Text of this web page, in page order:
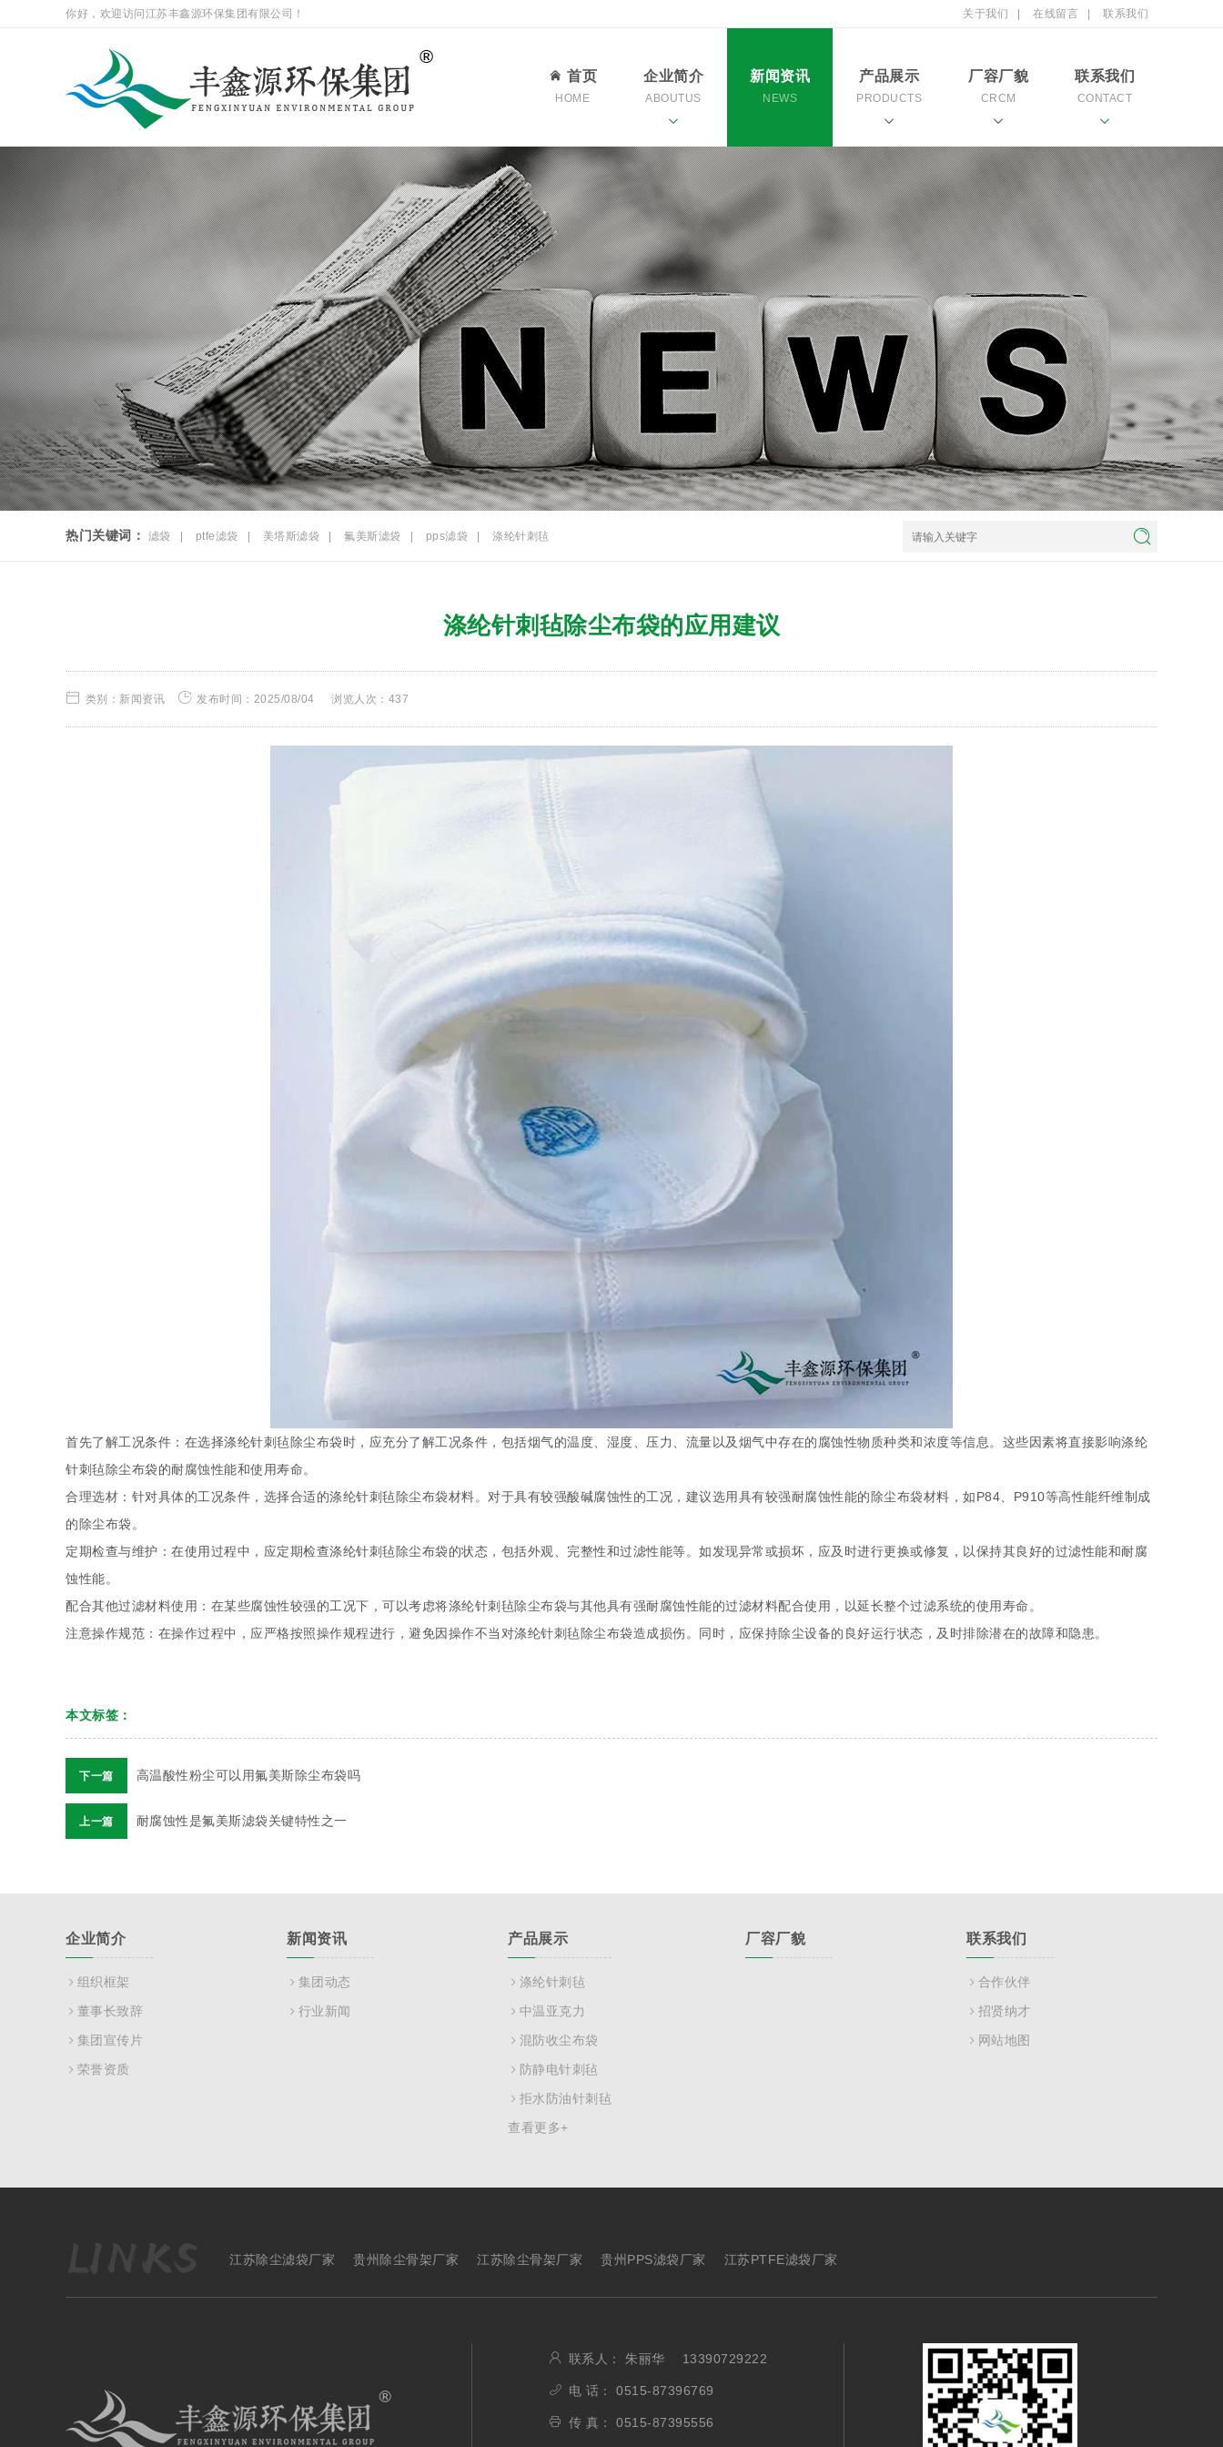
你好，欢迎访问江苏丰鑫源环保集团有限公司！ 关于我们 在线留言 联系我们
首页
HOME
企业简介
ABOUTUS
新闻资讯
NEWS
产品展示
PRODUCTS
厂容厂貌
CRCM
联系我们
CONTACT
热门关键词： 滤袋 ptfe滤袋 美塔斯滤袋 氟美斯滤袋 pps滤袋 涤纶针刺毡
涤纶针刺毡除尘布袋的应用建议
类别：新闻资讯 发布时间：2025/08/04 浏览人次：437
首先了解工况条件：在选择涤纶针刺毡除尘布袋时，应充分了解工况条件，包括烟气的温度、湿度、压力、流量以及烟气中存在的腐蚀性物质种类和浓度等信息。这些因素将直接影响涤纶
针刺毡除尘布袋的耐腐蚀性能和使用寿命。
合理选材：针对具体的工况条件，选择合适的涤纶针刺毡除尘布袋材料。对于具有较强酸碱腐蚀性的工况，建议选用具有较强耐腐蚀性能的除尘布袋材料，如P84、P910等高性能纤维制成
的除尘布袋。
定期检查与维护：在使用过程中，应定期检查涤纶针刺毡除尘布袋的状态，包括外观、完整性和过滤性能等。如发现异常或损坏，应及时进行更换或修复，以保持其良好的过滤性能和耐腐
蚀性能。
配合其他过滤材料使用：在某些腐蚀性较强的工况下，可以考虑将涤纶针刺毡除尘布袋与其他具有强耐腐蚀性能的过滤材料配合使用，以延长整个过滤系统的使用寿命。
注意操作规范：在操作过程中，应严格按照操作规程进行，避免因操作不当对涤纶针刺毡除尘布袋造成损伤。同时，应保持除尘设备的良好运行状态，及时排除潜在的故障和隐患。
本文标签：
下一篇 高温酸性粉尘可以用氟美斯除尘布袋吗
上一篇 耐腐蚀性是氟美斯滤袋关键特性之一
企业简介
组织框架
董事长致辞
集团宣传片
荣誉资质
新闻资讯
集团动态
行业新闻
产品展示
涤纶针刺毡
中温亚克力
混防收尘布袋
防静电针刺毡
拒水防油针刺毡
查看更多+
厂容厂貌 联系我们
合作伙伴
招贤纳才
网站地图
江苏除尘滤袋厂家 贵州除尘骨架厂家 江苏除尘骨架厂家 贵州PPS滤袋厂家 江苏PTFE滤袋厂家
联系人： 朱丽华 13390729222
电 话： 0515-87396769
传 真： 0515-87395556